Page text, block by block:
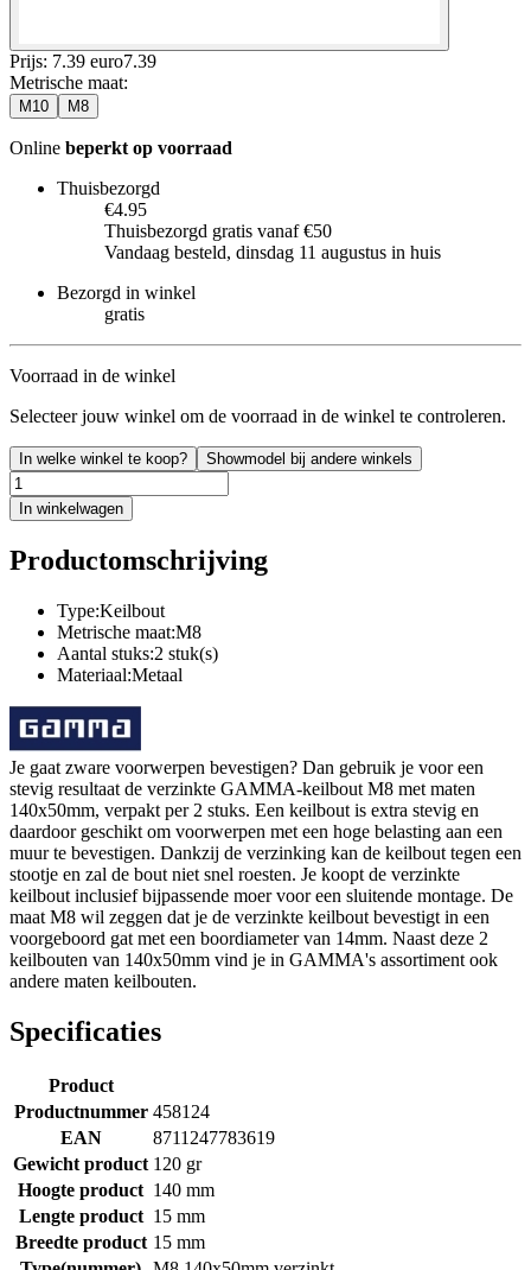
Prijs: 7.39 euro7.39
Metrische maat:
M10 M8
Online beperkt op voorraad
Thuisbezorgd
€4.95
Thuisbezorgd gratis vanaf €50
Vandaag besteld, dinsdag 11 augustus in huis
Bezorgd in winkel
gratis
Voorraad in de winkel
Selecteer jouw winkel om de voorraad in de winkel te controleren.
In welke winkel te koop? Showmodel bij andere winkels
In winkelwagen
Productomschrijving
Type:Keilbout
Metrische maat:M8
Aantal stuks:2 stuk(s)
Materiaal:Metaal
Je gaat zware voorwerpen bevestigen? Dan gebruik je voor een
stevig resultaat de verzinkte GAMMA-keilbout M8 met maten
140x50mm, verpakt per 2 stuks. Een keilbout is extra stevig en
daardoor geschikt om voorwerpen met een hoge belasting aan een
muur te bevestigen. Dankzij de verzinking kan de keilbout tegen een
stootje en zal de bout niet snel roesten. Je koopt de verzinkte
keilbout inclusief bijpassende moer voor een sluitende montage. De
maat M8 wil zeggen dat je de verzinkte keilbout bevestigt in een
voorgeboord gat met een boordiameter van 14mm. Naast deze 2
keilbouten van 140x50mm vind je in GAMMA's assortiment ook
andere maten keilbouten.
Specificaties
Product
Productnummer 458124
EAN
8711247783619
Gewicht product 120 gr
Hoogte product 140 mm
Lengte product 15 mm
Breedte product 15 mm